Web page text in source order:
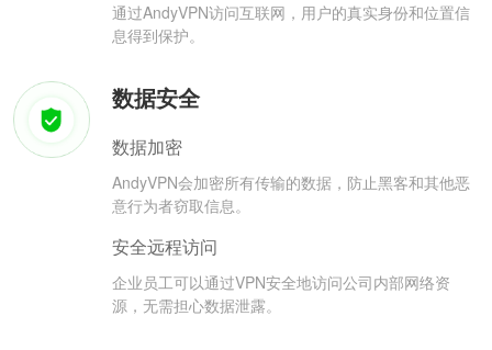
通过AndyVPN访问互联网，用户的真实身份和位置信
息得到保护。
数据安全
数据加密
AndyVPN会加密所有传输的数据，防止黑客和其他恶
意行为者窃取信息。
安全远程访问
企业员工可以通过VPN安全地访问公司内部网络资
源，无需担心数据泄露。